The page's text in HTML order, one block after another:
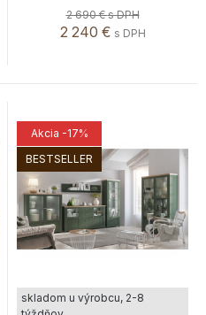
2 690 €s DPH
2 240 € s DPH
Akcia -17%
BESTSELLER
skladom u výrobcu, 2-8